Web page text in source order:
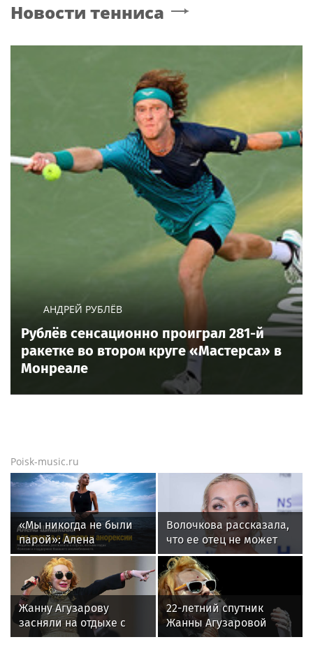
Новости тенниса
АНДРЕЙ РУБЛЁВ
Рублёв сенсационно проиграл 281-й
ракетке во втором круге «Мастерса» в
Монреале
Poisk-music.ru
«Мы никогда не были
парой»: Алена
Шишкова — о Павле
Дурове, борьбе с
анорексией и помощи
Тимати
Волочкова рассказала,
что ее отец не может
восстановиться после
инсульта
Жанну Агузарову
засняли на отдыхе с
22‑летним другом
22-летний спутник
Жанны Агузаровой
опроверг роман с